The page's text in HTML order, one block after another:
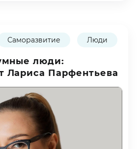
Саморазвитие Люди
люди:
Лариса Парфентьева